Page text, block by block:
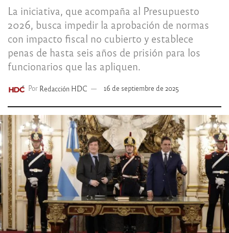
La iniciativa, que acompaña al Presupuesto
2026, busca impedir la aprobación de normas
con impacto fiscal no cubierto y establece
penas de hasta seis años de prisión para los
funcionarios que las apliquen.
Por Redacción HDC 16 de septiembre de 2025